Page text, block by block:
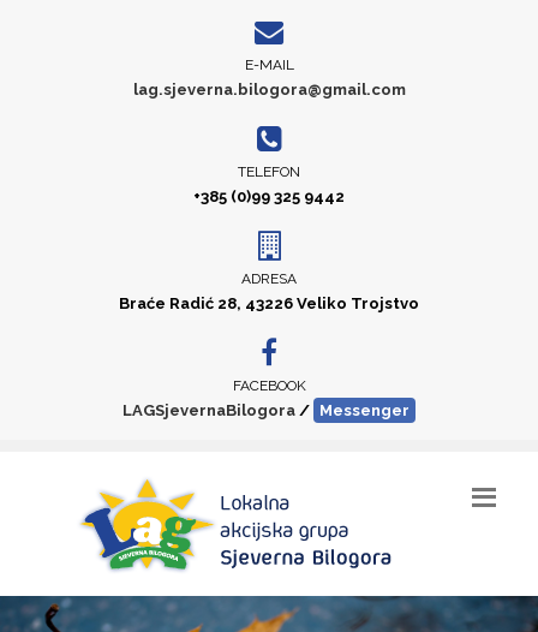
E-MAIL
lag.sjeverna.bilogora@gmail.com
TELEFON
+385 (0)99 325 9442
ADRESA
Braće Radić 28, 43226 Veliko Trojstvo
FACEBOOK
LAGSjevernaBilogora / Messenger